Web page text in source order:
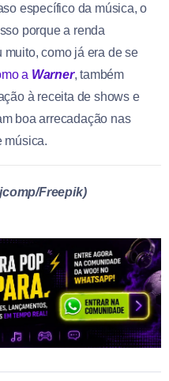
específico da música, o
porque a renda
muito, como já era de se
a Warner, também
à receita de shows e
boa arrecadação nas
música.
Freepik)